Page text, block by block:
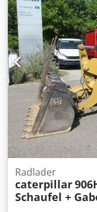
Radlader
caterpillar
Schaufel +